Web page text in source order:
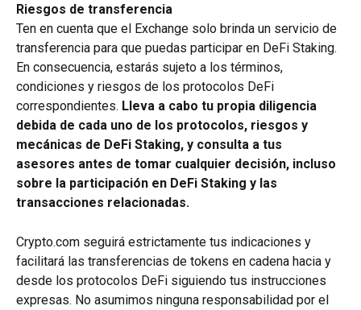
Riesgos de transferencia
Ten en cuenta que el Exchange solo brinda un servicio de
transferencia para que puedas participar en DeFi Staking.
En consecuencia, estarás sujeto a los términos,
condiciones y riesgos de los protocolos DeFi
correspondientes. Lleva a cabo tu propia diligencia
debida de cada uno de los protocolos, riesgos y
mecánicas de DeFi Staking, y consulta a tus
asesores antes de tomar cualquier decisión, incluso
sobre la participación en DeFi Staking y las
transacciones relacionadas.
Crypto.com seguirá estrictamente tus indicaciones y
facilitará las transferencias de tokens en cadena hacia y
desde los protocolos DeFi siguiendo tus instrucciones
expresas. No asumimos ninguna responsabilidad por el